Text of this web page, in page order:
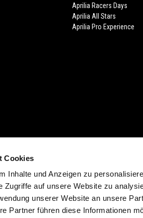
Cookies
Inhalte und Anzeigen zu
Zugriffe auf unsere Website zu
unserer Website an unsere
Partner führen diese Informationen
Aprilia Racers Days
Aprilia All Stars
Aprilia Pro Experience
(Form. 13.20). Zuzüglich individuelle
Farbe. Verfügbarkeiten, eventuelle
möglich. Druckfehler, Farbfehler, Irrtümer,
In verschiedenen Ländern sind aufgrund
im Preis inbegriffen.